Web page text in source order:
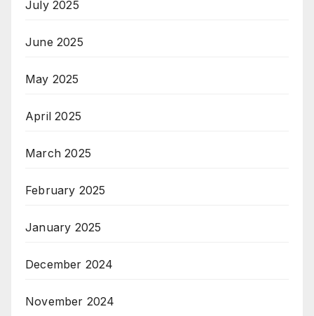
July 2025
June 2025
May 2025
April 2025
March 2025
February 2025
January 2025
December 2024
November 2024